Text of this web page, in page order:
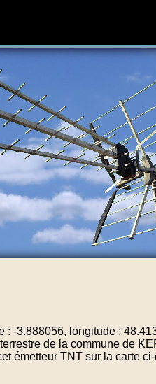
: -3.888056, longitude :
de la commune de
émetteur TNT sur la carte